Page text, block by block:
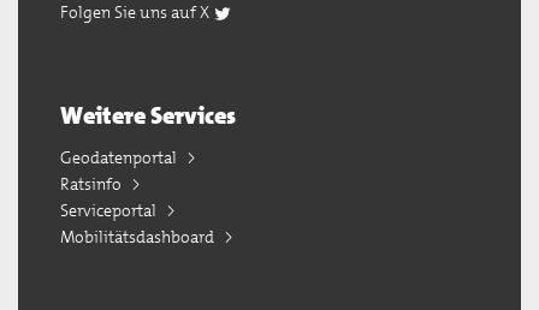
Folgen Sie uns auf X
Weitere Services
Geodatenportal
Ratsinfo
Serviceportal
Mobilitätsdashboard